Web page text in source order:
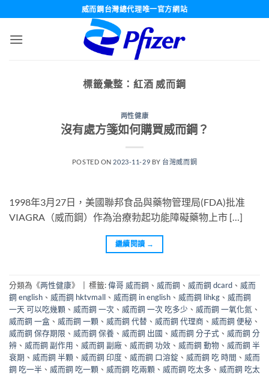
威而鋼台灣總代理唯一官方網站
標籤彙整：紅酒 威而鋼
两性健康
沒有處方箋如何購買威而鋼？
POSTED ON 2023-11-29 BY 台灣威而鋼
1998年3月27日，美國聯邦食品與藥物管理局(FDA)批准
VIAGRA（威而鋼）作為治療勃起功能障礙藥物上市 […]
繼續閱讀 →
分類為《两性健康》 標籤:偉哥 威而鋼 、 威而鋼 、 威而鋼 dcard 、 威而
鋼 english 、 威而鋼 hktvmall 、 威而鋼 in english 、 威而鋼 lihkg 、 威而鋼
一天 可以吃幾顆 、 威而鋼 一次 、 威而鋼 一次 吃多少 、 威而鋼 一氧化氮 、
威而鋼 一盒 、 威而鋼 一顆 、 威而鋼 代替 、 威而鋼 代理商 、 威而鋼 便秘 、
威而鋼 保存期限 、 威而鋼 保養 、 威而鋼 出國 、 威而鋼 分子式 、 威而鋼 分
辨 、 威而鋼 副作用 、 威而鋼 副廠 、 威而鋼 功效 、 威而鋼 動物 、 威而鋼 半
衰期 、 威而鋼 半顆 、 威而鋼 印度 、 威而鋼 口溶錠 、 威而鋼 吃 時間 、 威而
鋼 吃一半 、 威而鋼 吃一顆 、 威而鋼 吃兩顆 、 威而鋼 吃太多 、 威而鋼 吃太